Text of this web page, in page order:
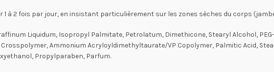
1 à 2 fois par jour, en insistant particulièrement sur les zones sèches du corps
Liquidum, Isopropyl Palmitate, Petrolatum, Dimethicone, Stearyl Alcohol,
Ammonium Acryloyldimethyltaurate/VP Copolymer, Palmitic Acid,
Propylparaben, Parfum.